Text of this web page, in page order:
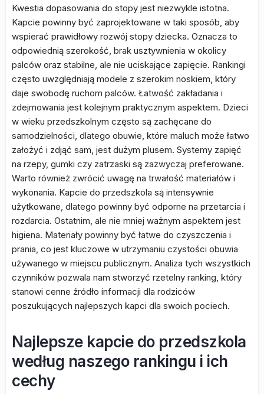
Kwestia dopasowania do stopy jest niezwykle istotna.
Kapcie powinny być zaprojektowane w taki sposób, aby
wspierać prawidłowy rozwój stopy dziecka. Oznacza to
odpowiednią szerokość, brak usztywnienia w okolicy
palców oraz stabilne, ale nie uciskające zapięcie. Rankingi
często uwzględniają modele z szerokim noskiem, który
daje swobodę ruchom palców. Łatwość zakładania i
zdejmowania jest kolejnym praktycznym aspektem. Dzieci
w wieku przedszkolnym często są zachęcane do
samodzielności, dlatego obuwie, które maluch może łatwo
założyć i zdjąć sam, jest dużym plusem. Systemy zapięć
na rzepy, gumki czy zatrzaski są zazwyczaj preferowane.
Warto również zwrócić uwagę na trwałość materiałów i
wykonania. Kapcie do przedszkola są intensywnie
użytkowane, dlatego powinny być odporne na przetarcia i
rozdarcia. Ostatnim, ale nie mniej ważnym aspektem jest
higiena. Materiały powinny być łatwe do czyszczenia i
prania, co jest kluczowe w utrzymaniu czystości obuwia
używanego w miejscu publicznym. Analiza tych wszystkich
czynników pozwala nam stworzyć rzetelny ranking, który
stanowi cenne źródło informacji dla rodziców
poszukujących najlepszych kapci dla swoich pociech.
Najlepsze kapcie do przedszkola
według naszego rankingu i ich
cechy